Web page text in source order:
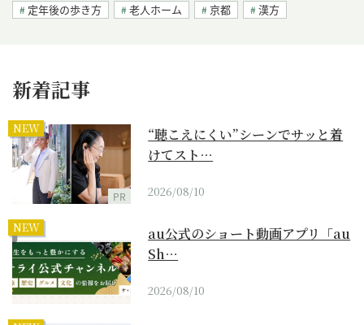
定年後の歩き方
老人ホーム 京都 漢方
新着記事
NEW
PR
“聴こえにくい”シーンでサッと着
けてスト…
2026/08/10
NEW
au公式のショート動画アプリ「au
Sh…
2026/08/10